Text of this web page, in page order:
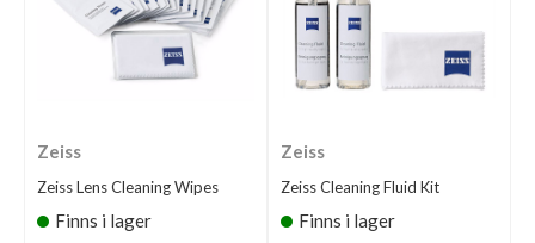
Zeiss
Zeiss Lens Cleaning Wipes
Finns i lager
Zeiss
Zeiss Cleaning Fluid Kit
Finns i lager